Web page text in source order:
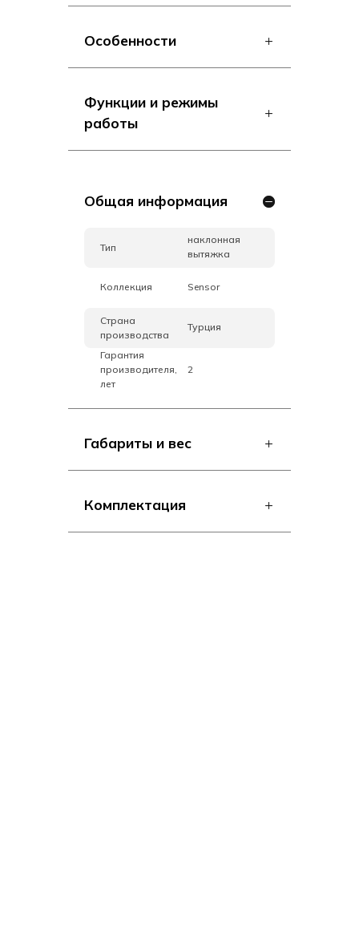
Особенности
Функции и режимы
работы
Общая информация
Тип
наклонная
вытяжка
Коллекция Sensor
Страна
производства
Турция
Гарантия
производителя,
лет
2
Габариты и вес
Комплектация